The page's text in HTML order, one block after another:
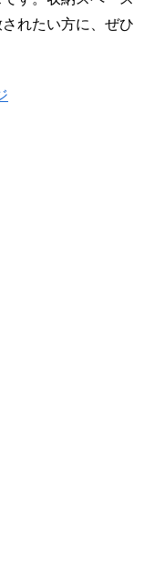
れたい方に、ぜひ